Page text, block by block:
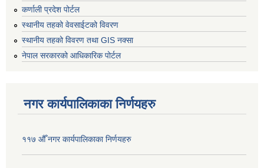
कर्णाली प्रदेश पोर्टल
स्थानीय तहको वेवसाईटको विवरण
स्थानीय तहको विवरण तथा GIS नक्सा
नेपाल सरकारको आधिकारिक पोर्टल
नगर कार्यपालिकाका निर्णयहरु
११७ औँ नगर कार्यपालिकाका निर्णयहरु